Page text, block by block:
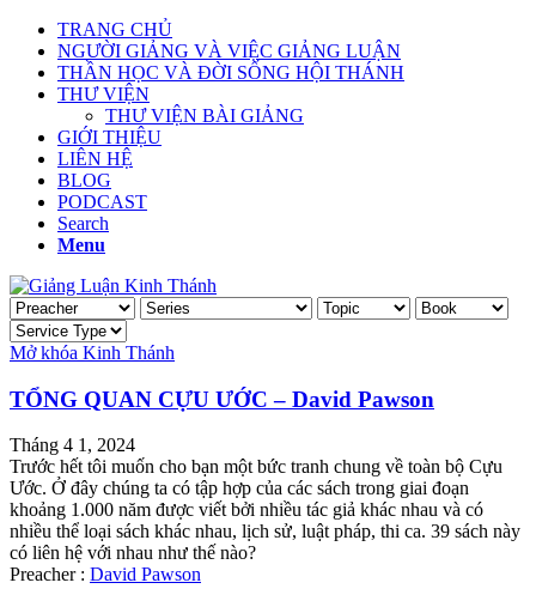
TRANG CHỦ
NGƯỜI GIẢNG VÀ VIỆC GIẢNG LUẬN
THẦN HỌC VÀ ĐỜI SỐNG HỘI THÁNH
THƯ VIỆN
THƯ VIỆN BÀI GIẢNG
GIỚI THIỆU
LIÊN HỆ
BLOG
PODCAST
Search
Menu
Mở khóa Kinh Thánh
TỔNG QUAN CỰU ƯỚC – David Pawson
Tháng 4 1, 2024
Trước hết tôi muốn cho bạn một bức tranh chung về toàn bộ Cựu
Ước. Ở đây chúng ta có tập hợp của các sách trong giai đoạn
khoảng 1.000 năm được viết bởi nhiều tác giả khác nhau và có
nhiều thể loại sách khác nhau, lịch sử, luật pháp, thi ca. 39 sách này
có liên hệ với nhau như thế nào?
Preacher : David Pawson